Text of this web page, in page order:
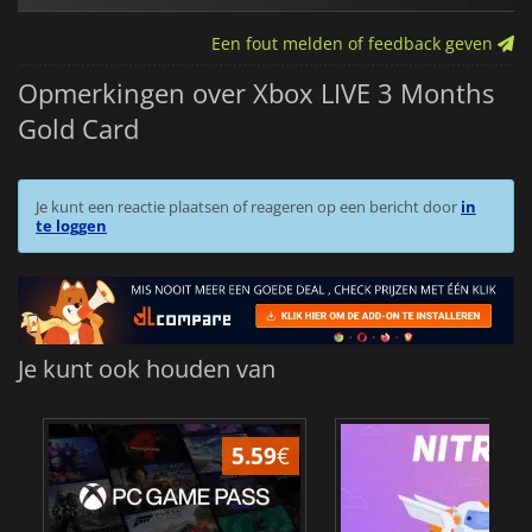
Een fout melden of feedback geven
Opmerkingen over Xbox LIVE 3 Months
Gold Card
Je kunt een reactie plaatsen of reageren op een bericht door in
te loggen
Je kunt ook houden van
5.59€